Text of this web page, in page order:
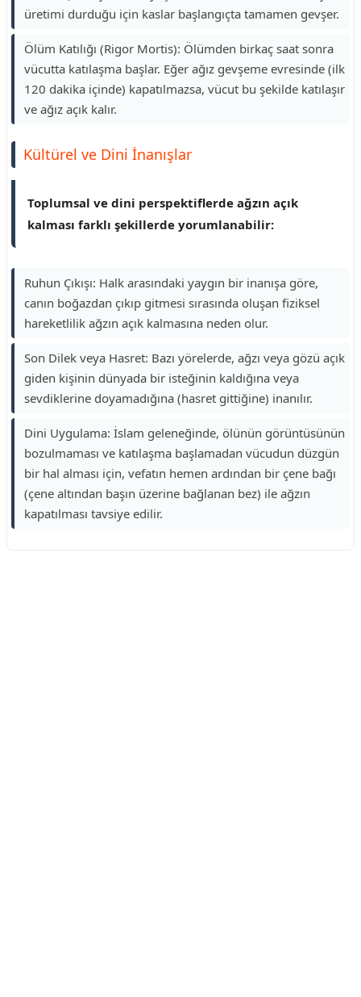
üretimi durduğu için kaslar başlangıçta tamamen gevşer.
Ölüm Katılığı (Rigor Mortis): Ölümden birkaç saat sonra
vücutta katılaşma başlar. Eğer ağız gevşeme evresinde (ilk
120 dakika içinde) kapatılmazsa, vücut bu şekilde katılaşır
ve ağız açık kalır.
Kültürel ve Dini İnanışlar
Toplumsal ve dini perspektiflerde ağzın açık
kalması farklı şekillerde yorumlanabilir:
Ruhun Çıkışı: Halk arasındaki yaygın bir inanışa göre,
canın boğazdan çıkıp gitmesi sırasında oluşan fiziksel
hareketlilik ağzın açık kalmasına neden olur.
Son Dilek veya Hasret: Bazı yörelerde, ağzı veya gözü açık
giden kişinin dünyada bir isteğinin kaldığına veya
sevdiklerine doyamadığına (hasret gittiğine) inanılır.
Dini Uygulama: İslam geleneğinde, ölünün görüntüsünün
bozulmaması ve katılaşma başlamadan vücudun düzgün
bir hal alması için, vefatın hemen ardından bir çene bağı
(çene altından başın üzerine bağlanan bez) ile ağzın
kapatılması tavsiye edilir.